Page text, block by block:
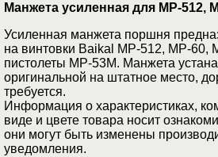
Манжета усиленная для МР-512,
Усиленная манжета поршня
на винтовки Baikal МР-512, МР-60,
пистолеты МР-53М. Манжета
оригинальной на штатное место,
требуется.
Информация о характеристиках,
виде и цвете товара носит
они могут быть изменены
уведомления.